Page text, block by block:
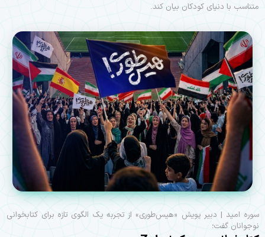
متناسب با دنیای کودکان بیان کند.
سوره امید | دبیر پویش «هیس‌طوری» از تجربه یک الگوی تازه برای کتابخوانی
نوجوانان گفت؛